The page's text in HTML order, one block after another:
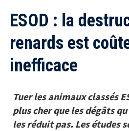
ESOD : la
renards est
inefficace
Tuer les animaux classés
plus cher que les dégâts
les réduit pas. Les études